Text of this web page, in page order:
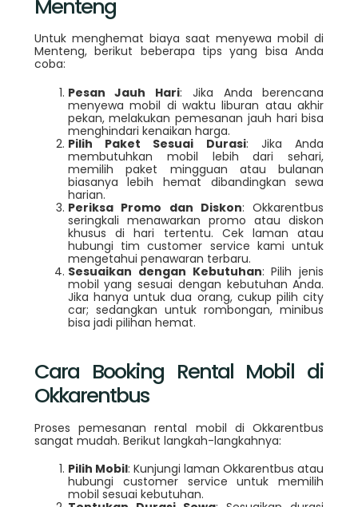
Menteng
Untuk menghemat biaya saat menyewa mobil di
Menteng, berikut beberapa tips yang bisa Anda
coba:
Pesan Jauh Hari: Jika Anda berencana
menyewa mobil di waktu liburan atau akhir
pekan, melakukan pemesanan jauh hari bisa
menghindari kenaikan harga.
Pilih Paket Sesuai Durasi: Jika Anda
membutuhkan mobil lebih dari sehari,
memilih paket mingguan atau bulanan
biasanya lebih hemat dibandingkan sewa
harian.
Periksa Promo dan Diskon: Okkarentbus
seringkali menawarkan promo atau diskon
khusus di hari tertentu. Cek laman atau
hubungi tim customer service kami untuk
mengetahui penawaran terbaru.
Sesuaikan dengan Kebutuhan: Pilih jenis
mobil yang sesuai dengan kebutuhan Anda.
Jika hanya untuk dua orang, cukup pilih city
car; sedangkan untuk rombongan, minibus
bisa jadi pilihan hemat.
Cara Booking Rental Mobil di
Okkarentbus
Proses pemesanan rental mobil di Okkarentbus
sangat mudah. Berikut langkah-langkahnya:
Pilih Mobil: Kunjungi laman Okkarentbus atau
hubungi customer service untuk memilih
mobil sesuai kebutuhan.